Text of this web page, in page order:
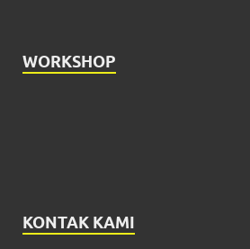
WORKSHOP
KONTAK KAMI